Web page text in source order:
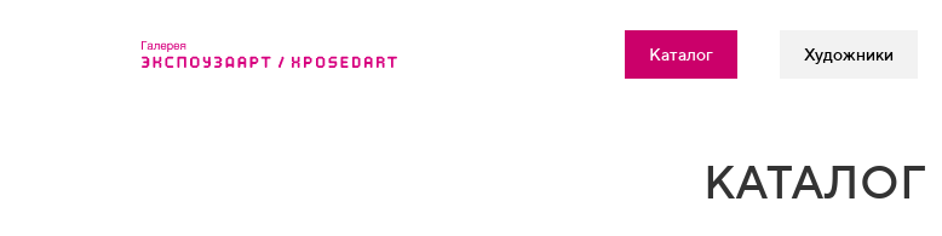
Каталог Художники
КАТАЛОГ